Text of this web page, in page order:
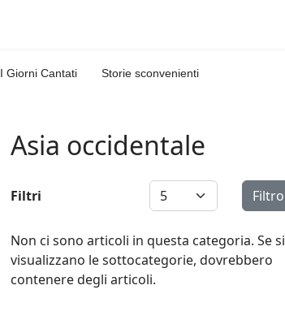
I Giorni Cantati Storie sconvenienti
Asia occidentale
Filtri Visualizza # Filtro
Non ci sono articoli in questa categoria. Se si
visualizzano le sottocategorie, dovrebbero
contenere degli articoli.